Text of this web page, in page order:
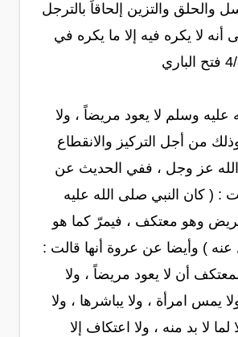
والحلق والتزين إلحاقاً بالترجل
أنه لا يكره فيه إلا ما يكره في
وسلم لا يعود مريضاً ، ولا
من أجل التركيز والانقطاع
الله عز وجل ، ففي الحديث عن
: ( كان النبي صلى الله عليه
وهو معتكف ، فيمرّ كما هو
عنه ) وأيضا عن عروة أنها قالت :
أن لا يعود مريضاً ، ولا
يمس امرأة ، ولا يباشرها ، ولا
لا بد منه ، ولا اعتكاف إلا